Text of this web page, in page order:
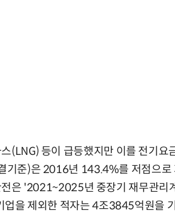
(LNG) 등이 급등했지만 이를 전기요
기준)은 2016년 143.4%를 저점으
은 '2021~2025년 중장기 재무관리
을 제외한 적자는 4조3845억원을